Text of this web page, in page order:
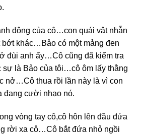
động của cô…con quái vật nhẫn
khác…Bảo có một mảng đen
đùi anh ấy…Cô cũng đã kiểm tra
là Bảo của tôi…cô ôm lấy thằng
nở…Cô thua rồi lần này là vì con
đang cười nhạo nó.
vòng tay cô,cô hôn lên đầu đứa
rời xa cô…Cô bắt đứa nhỏ ngồi